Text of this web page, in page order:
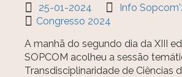
25-01-2024 Info
Congresso 2024
A manhã do segundo dia da XIII
SOPCOM acolheu a sessão
Transdisciplinaridade de Ciências